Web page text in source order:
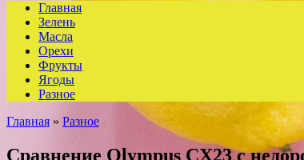
Главная
Зелень
Масла
Орехи
Фрукты
Ягоды
Разное
Главная » Разное
Сравнение Olympus CX23 с